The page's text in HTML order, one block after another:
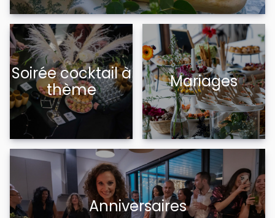
Soirée cocktail à
thème
Mariages
Anniversaires